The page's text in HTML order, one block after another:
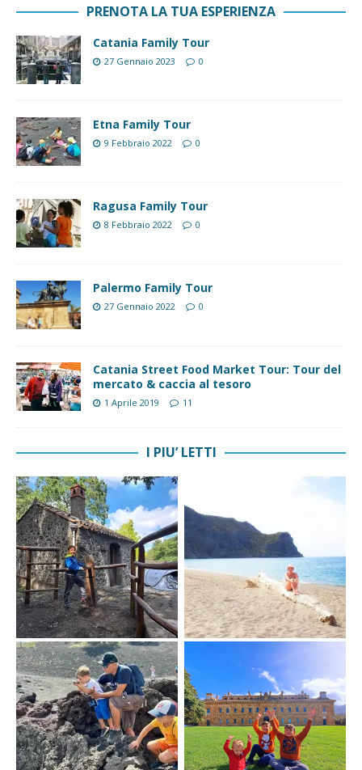
PRENOTA LA TUA ESPERIENZA
Catania Family Tour
27 Gennaio 2023 0
Etna Family Tour
9 Febbraio 2022 0
Ragusa Family Tour
8 Febbraio 2022 0
Palermo Family Tour
27 Gennaio 2022 0
Catania Street Food Market Tour: Tour del
mercato & caccia al tesoro
1 Aprile 2019 11
I PIU’ LETTI